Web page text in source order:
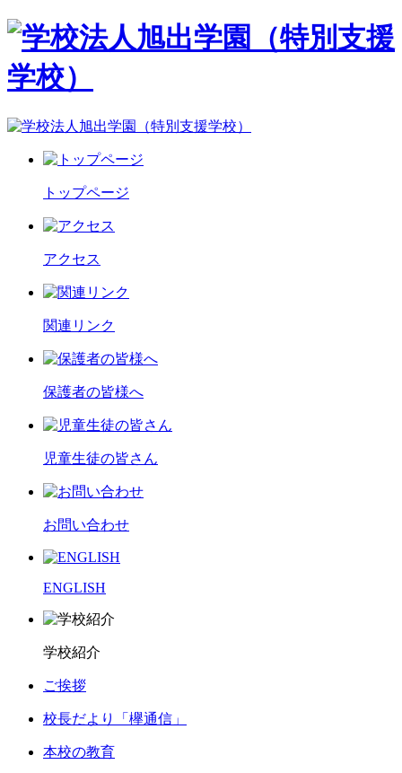
トップページ
アクセス
関連リンク
保護者の皆様へ
児童生徒の皆さん
お問い合わせ
ENGLISH
学校紹介
ご挨拶
校長だより「欅通信」
本校の教育